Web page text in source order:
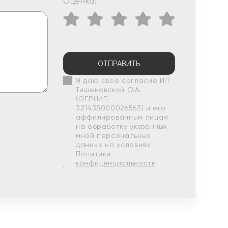
ОТПРАВИТЬ
Я даю свое согласие ИП
Тишеновской О.А.
(ОГРНИП
321435000026563) и его
аффилированным лицам
на обработку указанных
мной персональных
данных на условиях
Политики
конфиденциальности